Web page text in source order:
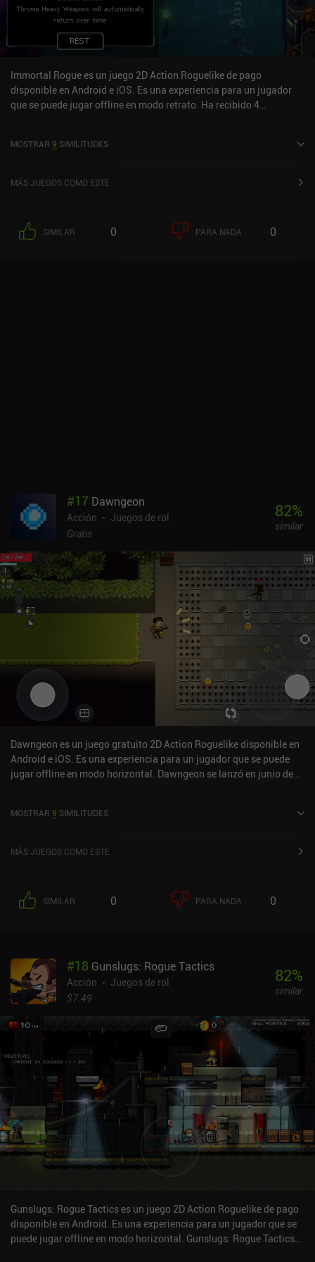
moneda premium y un pack mensual que elimina los anuncios
durante 30 días. Estas compras te permiten progresar más rápido,
pero no parecen necesarias en absoluto. Por desgracia, los dos
personajes adicionales son bastante caros, 6,99 $ cada uno.
Immortal Rogue es un juego 2D Action Roguelike de pago
disponible en Android e iOS. Es una experiencia para un jugador
que se puede jugar offline en modo retrato. Ha recibido 4
4 sobre 5,0 en Google Play y de 4,2 sobre 5,0 en iOS App Store.
MOSTRAR 9 SIMILITUDES
MÁS JUEGOS COMO ESTE
SIMILAR 0 PARA NADA 0
#17 Dawngeon
Acción
Juegos de rol
Gratis
82%
similar
Dawngeon es un juego gratuito 2D Action Roguelike disponible en
Android e iOS. Es una experiencia para un jugador que se puede
jugar offline en modo horizontal. Dawngeon se lanzó en junio de
MOSTRAR 9 SIMILITUDES
MÁS JUEGOS COMO ESTE
SIMILAR 0 PARA NADA 0
#18 Gunslugs: Rogue Tactics
Acción
Juegos de rol
$7.49
82%
similar
Gunslugs: Rogue Tactics es un juego 2D Action Roguelike de pago
disponible en Android. Es una experiencia para un jugador que se
puede jugar offline en modo horizontal. Gunslugs: Rogue Tactics